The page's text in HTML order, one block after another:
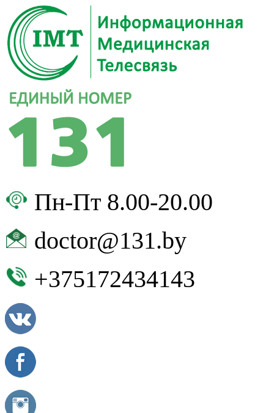
Пн-Пт 8.00-20.00
doctor@131.by
+375172434143